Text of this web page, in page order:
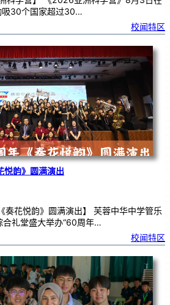
吸30个国家超过30…
校闻特区
悦韵》圆满演出
奏花悦韵》圆满演出】 芙蓉中华中学管乐
合礼堂盛大举办“60周年…
校闻特区